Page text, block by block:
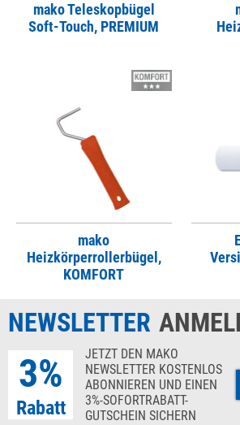
mako Teleskopbügel
Soft-Touch, PREMIUM
mako
Heizkörperrollerbügel,
KOMFORT
NEWSLETTER
3%
Rabatt
JETZT DEN MAKO
NEWSLETTER KOSTENLOS
ABONNIEREN UND EINEN
3%-SOFORTRABATT-
GUTSCHEIN SICHERN